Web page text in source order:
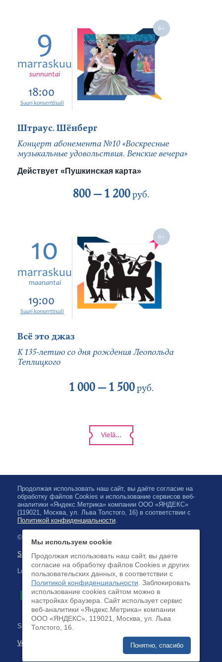
9
marraskuu
sunnuntai
18:00
Suuri konserttisali
Штраус. Шёнберг
Концерт абонемента №10 «Воскресные
музыкальные удовольствия. Венские вечера»
Действует «Пушкинская карта»
800 —1 200руб.
10
marraskuu
maanantai
19:00
Suuri konserttisali
Всё это джаз
К 135-летию со дня рождения Леопольда
Теплицкого
1 000 — 1 500руб.
Vielä...
Продолжая использовать наш сайт, вы даёте согласие на
обработку файлов Cookies и использование сервисов веб-
аналитики «Яндекс.Метрика» компании ООО «ЯНДЕКС»
(119021, Москва, ул. Льва Толстого, 16) в соответствии с
Политикой конфиденциальности
© 2026, Karjalan valtionfilharmonia
Sivuston kartta
Luottokortilla maksaminen on saatavilla
Sivuston kehittäminen:
Verkkoliiketoimintajärjestelmä
Мы используем cookie
Продолжая использовать наш сайт, вы даете
согласие на обработку файлов Cookies и других
пользовательских данных, в соответствии с
Политикой конфиденциальности . Заблокировать
использование cookies сайтом можно в
настройках браузера. Cайт использует сервис
веб-аналитики «Яндекс.Метрика» компании
ООО «ЯНДЕКС», 119021, Москва, ул. Льва
Толстого, 16.
Понятно, спасибо